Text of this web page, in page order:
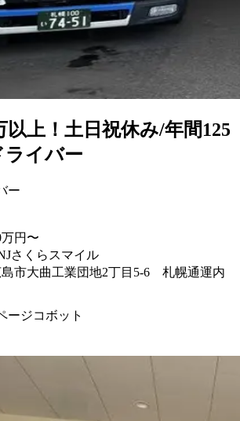
以上！土日祝休み/年間125
ライバー
ー
万円〜
さくらスマイル
市大曲工業団地2丁目5-6 札幌通運内
ージコボット